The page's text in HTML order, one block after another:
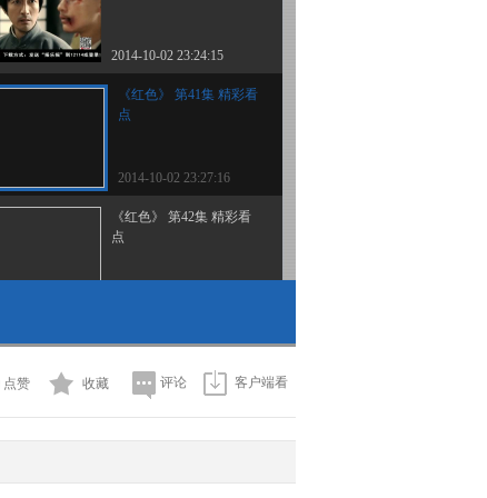
2014-10-02 23:24:15
《红色》 第41集 精彩看
点
2014-10-02 23:27:16
《红色》 第42集 精彩看
点
2014-10-03 22:57:01
点
点赞 收藏 评论 客户端看